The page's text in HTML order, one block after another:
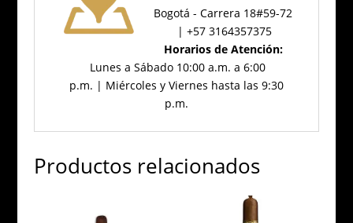
Bogotá - Carrera 18#59-72
| +57 3164357375
Horarios de Atención:
Lunes a Sábado 10:00 a.m. a 6:00
p.m. | Miércoles y Viernes hasta las 9:30
p.m.
Productos relacionados